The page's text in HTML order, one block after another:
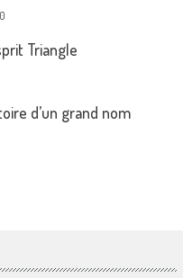
0
Triangle
d’un grand nom